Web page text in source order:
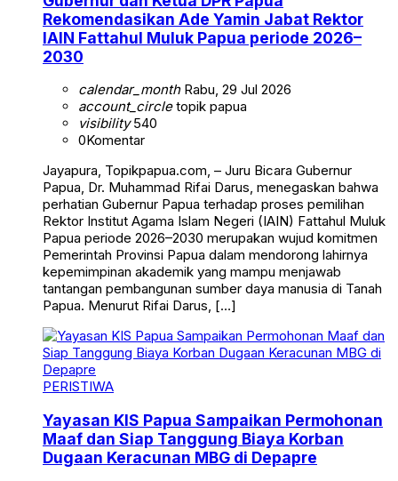
Rekomendasikan Ade Yamin Jabat Rektor
IAIN Fattahul Muluk Papua periode 2026–
2030
calendar_monthRabu, 29 Jul 2026
account_circletopik papua
visibility540
0Komentar
Jayapura, Topikpapua.com, – Juru Bicara Gubernur
Papua, Dr. Muhammad Rifai Darus, menegaskan bahwa
perhatian Gubernur Papua terhadap proses pemilihan
Rektor Institut Agama Islam Negeri (IAIN) Fattahul Muluk
Papua periode 2026–2030 merupakan wujud komitmen
Pemerintah Provinsi Papua dalam mendorong lahirnya
kepemimpinan akademik yang mampu menjawab
tantangan pembangunan sumber daya manusia di Tanah
Papua. Menurut Rifai Darus, […]
PERISTIWA
Yayasan KIS Papua Sampaikan Permohonan
Maaf dan Siap Tanggung Biaya Korban
Dugaan Keracunan MBG di Depapre